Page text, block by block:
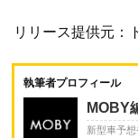
リリース提供元：
執筆者プロフィール
MOBY
新型車予